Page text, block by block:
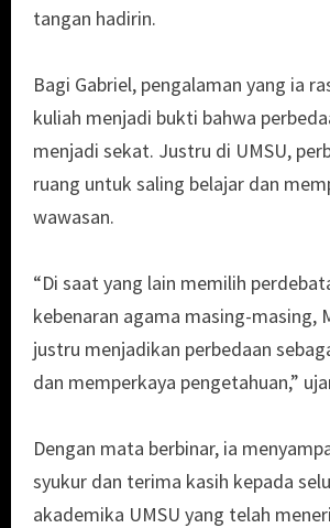
tangan hadirin.
Bagi Gabriel, pengalaman yang ia
kuliah menjadi bukti bahwa
menjadi sekat. Justru di UMSU,
ruang untuk saling belajar dan
wawasan.
“Di saat yang lain memilih
kebenaran agama masing-masing,
justru menjadikan perbedaan
dan memperkaya pengetahuan,”
Dengan mata berbinar, ia
syukur dan terima kasih kepada
akademika UMSU yang telah